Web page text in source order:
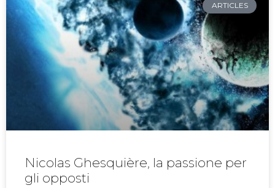
ARTICLES
Nicolas Ghesquière, la passione per
gli opposti